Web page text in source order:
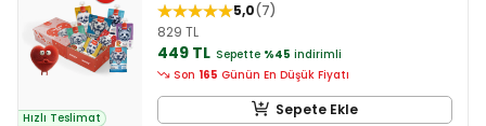
Hızlı Teslimat
5,0 7
829 TL
449 TL Sepette %45 indirimli
Son 165 Günün En Düşük Fiyatı
Sepete Ekle